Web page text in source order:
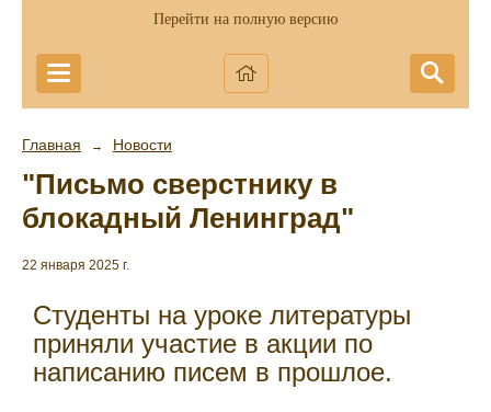
Перейти на полную версию
Главная → Новости
"Письмо сверстнику в
блокадный Ленинград"
22 января 2025 г.
Студенты на уроке литературы
приняли участие в акции по
написанию писем в прошлое.